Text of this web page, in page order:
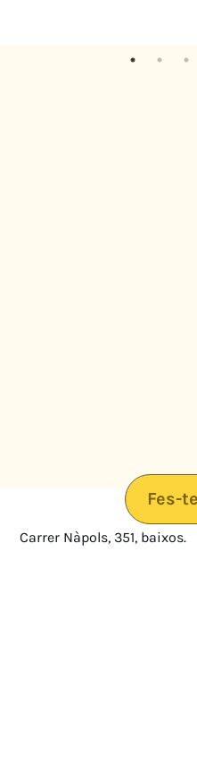
Fes-
Carrer Nàpols, 351, baixos.
08025 · Barcelona